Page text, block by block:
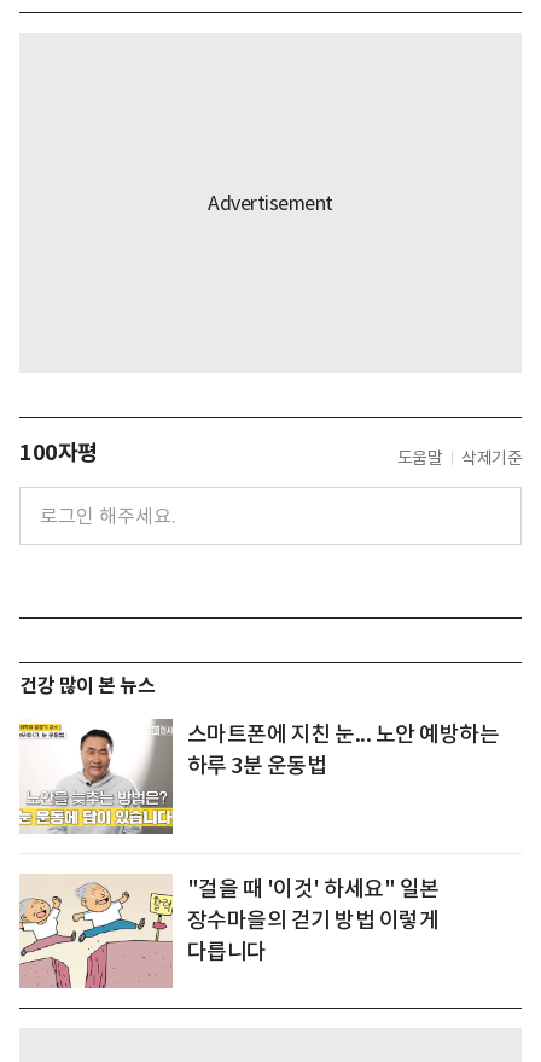
100자평 도움말 삭제기준
건강 많이 본 뉴스
스마트폰에 지친 눈... 노안 예방하는
하루 3분 운동법
"걸을 때 '이것' 하세요" 일본
장수마을의 걷기 방법 이렇게
다릅니다